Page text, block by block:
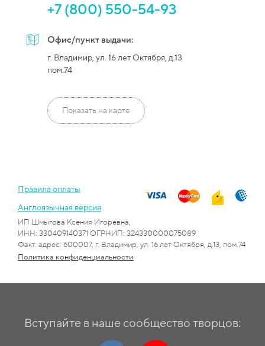
+7 (800) 550-54-93
Офис/пункт выдачи:
г. Владимир, ул. 16 лет Октября, д.13
пом.74
Показать на карте
Правила оплаты
Англоязычная версия
ИП Шмыгова Ксения Игоревна,
ИНН: 330409140371 ОГРНИП: 324330000075089
Факт. адрес: 600007, г. Владимир, ул. 16 лет Октября, д.13, пом.74
Политика конфиденциальности
Вступайте в наше сообщество творцов: